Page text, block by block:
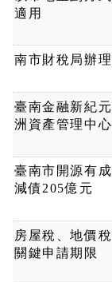
適用
南市財稅局辦
臺南金融新紀
洲資產管理中
臺南市開源有
減債205億元
房屋稅、地價
關鍵申請期限